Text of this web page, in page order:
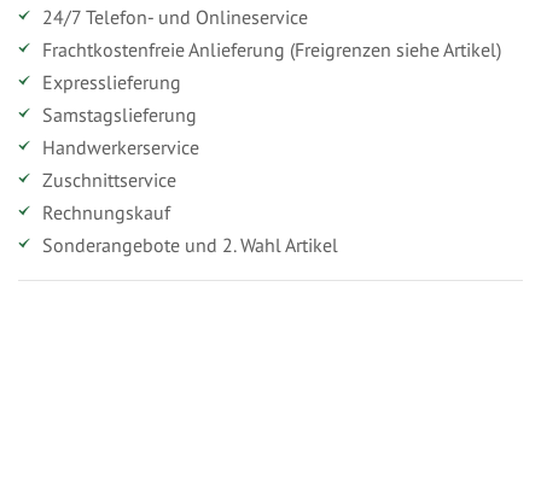
24/7 Telefon- und Onlineservice
Frachtkostenfreie Anlieferung (Freigrenzen siehe Artikel)
Expresslieferung
Samstagslieferung
Handwerkerservice
Zuschnittservice
Rechnungskauf
Sonderangebote und 2. Wahl Artikel